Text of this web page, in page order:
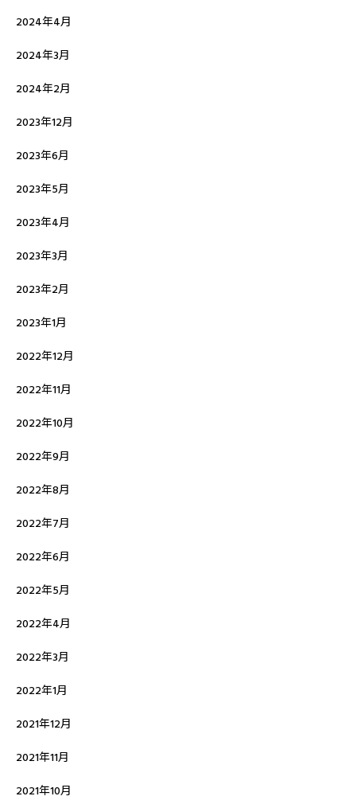
2024年4月
2024年3月
2024年2月
2023年12月
2023年6月
2023年5月
2023年4月
2023年3月
2023年2月
2023年1月
2022年12月
2022年11月
2022年10月
2022年9月
2022年8月
2022年7月
2022年6月
2022年5月
2022年4月
2022年3月
2022年1月
2021年12月
2021年11月
2021年10月